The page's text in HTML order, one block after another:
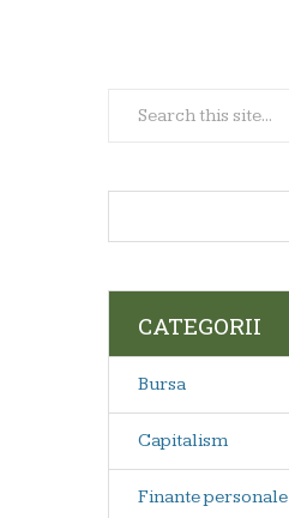
CATEGORII
Bursa
Capitalism
Finante personale